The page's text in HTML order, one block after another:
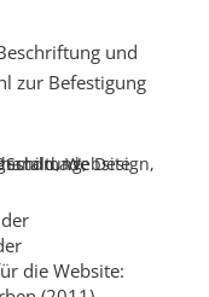
und
zur Befestigung
die Website: